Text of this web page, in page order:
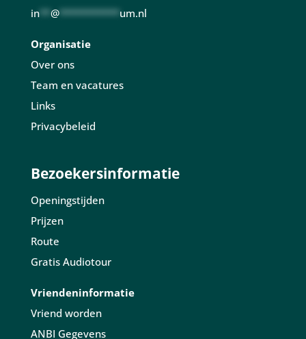
in** @*********** um.nl
Organisatie
Over ons
Team en vacatures
Links
Privacybeleid
Bezoekersinformatie
Openingstijden
Prijzen
Route
Gratis Audiotour
Vriendeninformatie
Vriend worden
ANBI Gegevens